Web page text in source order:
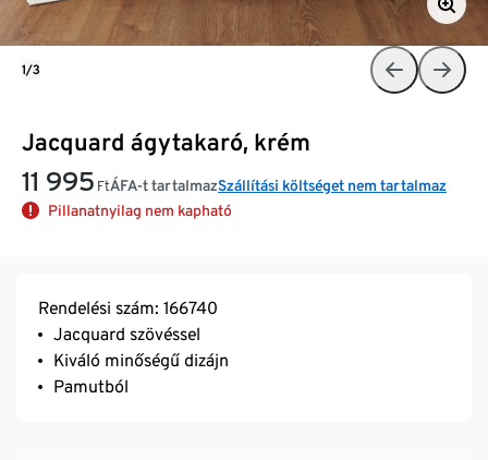
Jacquard ágytakaró, krém
11 995 FtÁFA-t tartalmazSzállítási költséget nem tartalmaz
Pillanatnyilag nem kapható
1/3
Rendelési szám: 166740
Jacquard szövéssel
Kiváló minőségű dizájn
Pamutból